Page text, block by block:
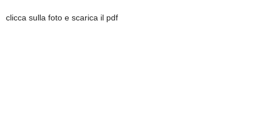
clicca sulla foto e scarica il pdf